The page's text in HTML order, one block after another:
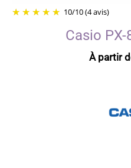
10/10(4 avis)
Casio
À partir